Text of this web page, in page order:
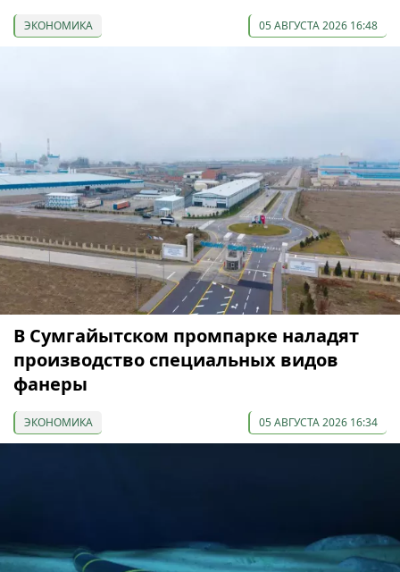
ЭКОНОМИКА 05 АВГУСТА 2026 16:48
В Сумгайытском промпарке наладят
производство специальных видов
фанеры
ЭКОНОМИКА 05 АВГУСТА 2026 16:34